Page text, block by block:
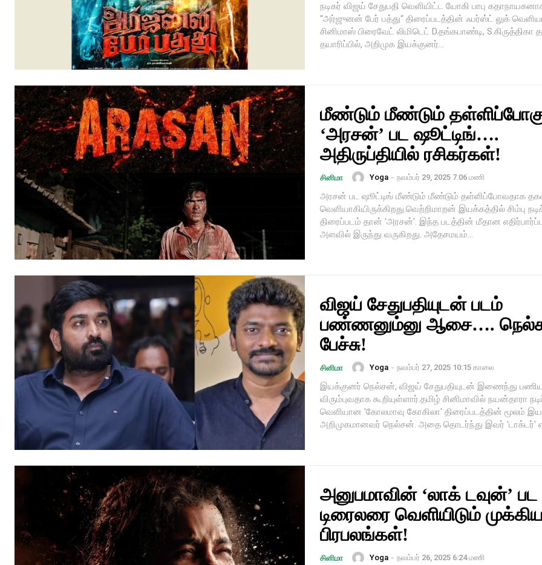
நடிகர் விஜய் சேதுபதி வெளியிட்ட யோகி பாபு
“அர்ஜுனன் பேர் பத்து“ திரைப்படத்தின் ஃபர்ஸ்ட் லுக்
சினிமாஸ் பிரைவேட் லிமிடெட் D.தங்கபாண்டி, S.கிருத்திகா
தயாரிப்பில், அறிமுக இயக்குனர்...
மீண்டும் மீண்டும்
‘அரசன்’ பட ஷூட்டிங்….
அதிருப்தியில் ரசிகர்கள்!
சினிமா Yoga - நவம்பர் 29, 2025 7:06 மணி
அரசன் பட ஷூட்டிங் மீண்டும் மீண்டும் தள்ளிப்போவதாக
வெளியாகியிருக்கிறது.வெற்றிமாறன் இயக்கத்தில் சிம்பு
திரைப்படம் தான் 'அரசன்'. இந்த படத்தின் மீதான எதிர்பார்ப்பு
அளவில் இருந்து வருகிறது. அதேசமயம்...
விஜய் சேதுபதியுடன் படம்
பண்ணனும்னு ஆசை….
பேச்சு!
சினிமா Yoga - நவம்பர் 27, 2025 10:15 காலை
இயக்குனர் நெல்சன், விஜய் சேதுபதியுடன் இணைந்து
விரும்புவதாக கூறியுள்ளார்.தமிழ் சினிமாவில் நயன்தாரா
வெளியான 'கோலமாவு கோகிலா' திரைப்படத்தின் மூலம்
அறிமுகமானவர் நெல்சன். அதை தொடர்ந்து இவர் 'டாக்டர்'
அனுபமாவின் ‘லாக் டவுன்’ பட
டிரைலரை வெளியிடும் முக்கிய
பிரபலங்கள்!
சினிமா Yoga - நவம்பர் 26, 2025 6:24 மணி